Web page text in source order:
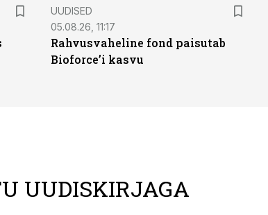
UUDISED
05.08.26, 11:17
Rahvusvaheline fond paisutab
Bioforce’i kasvu
UUDISKIRJAGA